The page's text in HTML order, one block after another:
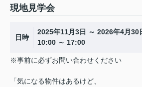
現地見学会
日時
2025年11月3日 ～ 2026年4月30
10:00 ～ 17:00
※事前に必ずお問い合わせください
「気になる物件はあるけど、